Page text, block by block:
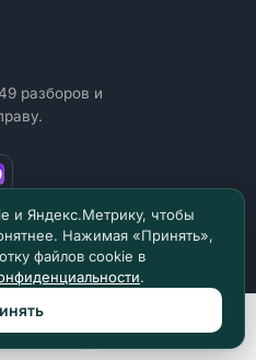
разборов и
1818
164
и Яндекс.Метрику, чтобы
Нажимая «Принять»,
файлов cookie в
.